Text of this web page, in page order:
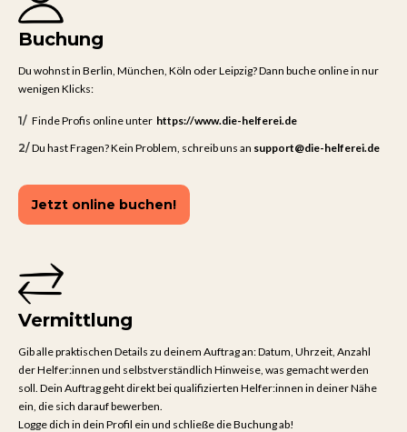
Buchung
Du wohnst in Berlin, München, Köln oder Leipzig? Dann buche online in nur
wenigen Klicks:
1/ Finde Profis online unter https://www.die-helferei.de
2/ Du hast Fragen? Kein Problem, schreib uns an support@die-helferei.de
Jetzt online buchen!
Vermittlung
Gib alle praktischen Details zu deinem Auftrag an: Datum, Uhrzeit, Anzahl
der Helfer:innen und selbstverständlich Hinweise, was gemacht werden
soll. Dein Auftrag geht direkt bei qualifizierten Helfer:innen in deiner Nähe
ein, die sich darauf bewerben.
Logge dich in dein Profil ein und schließe die Buchung ab!